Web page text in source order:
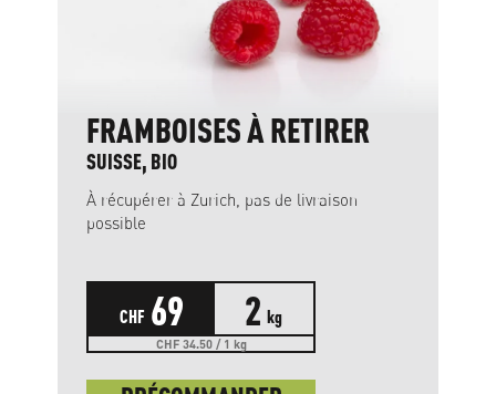
FRAMBOISES À RETIRER
SUISSE, BIO
À récupérer à Zurich, pas de livraison
possible
CHF 69 2 kg
CHF 34.50 / 1 kg